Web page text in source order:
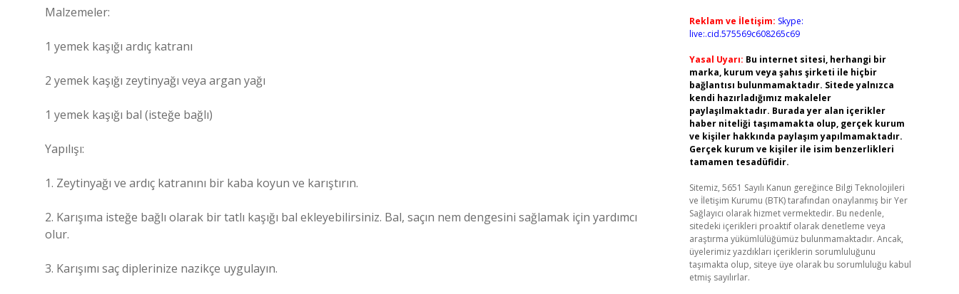
Malzemeler:
1 yemek kaşığı ardıç katranı
2 yemek kaşığı zeytinyağı veya argan yağı
1 yemek kaşığı bal (isteğe bağlı)
Yapılışı:
1. Zeytinyağı ve ardıç katranını bir kaba koyun ve karıştırın.
2. Karışıma isteğe bağlı olarak bir tatlı kaşığı bal ekleyebilirsiniz. Bal, saçın nem dengesini sağlamak için yardımcı
olur.
3. Karışımı saç diplerinize nazikçe uygulayın.
Reklam ve İletişim: Skype:
live:.cid.575569c608265c69
Yasal Uyarı: Bu internet sitesi, herhangi bir
marka, kurum veya şahıs şirketi ile hiçbir
bağlantısı bulunmamaktadır. Sitede yalnızca
kendi hazırladığımız makaleler
paylaşılmaktadır. Burada yer alan içerikler
haber niteliği taşımamakta olup, gerçek kurum
ve kişiler hakkında paylaşım yapılmamaktadır.
Gerçek kurum ve kişiler ile isim benzerlikleri
tamamen tesadüfidir.
Sitemiz, 5651 Sayılı Kanun gereğince Bilgi Teknolojileri
ve İletişim Kurumu (BTK) tarafından onaylanmış bir Yer
Sağlayıcı olarak hizmet vermektedir. Bu nedenle,
sitedeki içerikleri proaktif olarak denetleme veya
araştırma yükümlülüğümüz bulunmamaktadır. Ancak,
üyelerimiz yazdıkları içeriklerin sorumluluğunu
taşımakta olup, siteye üye olarak bu sorumluluğu kabul
etmiş sayılırlar.